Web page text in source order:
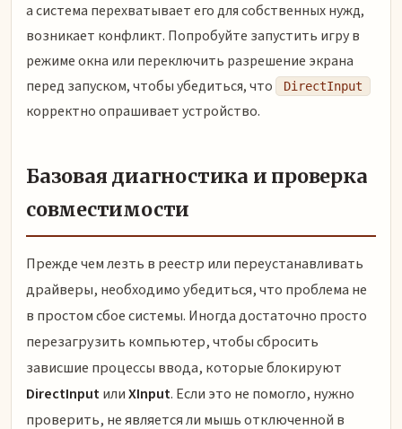
а система перехватывает его для собственных нужд,
возникает конфликт. Попробуйте запустить игру в
режиме окна или переключить разрешение экрана
перед запуском, чтобы убедиться, что
DirectInput
корректно опрашивает устройство.
Базовая диагностика и проверка
совместимости
Прежде чем лезть в реестр или переустанавливать
драйверы, необходимо убедиться, что проблема не
в простом сбое системы. Иногда достаточно просто
перезагрузить компьютер, чтобы сбросить
зависшие процессы ввода, которые блокируют
DirectInputилиXInput. Если это не помогло, нужно
проверить, не является ли мышь отключенной в